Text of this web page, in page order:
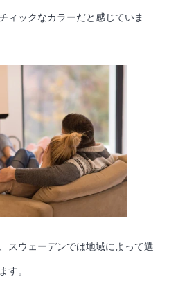
ィックなカラーだと感じていま
スウェーデンでは地域によって選
す。